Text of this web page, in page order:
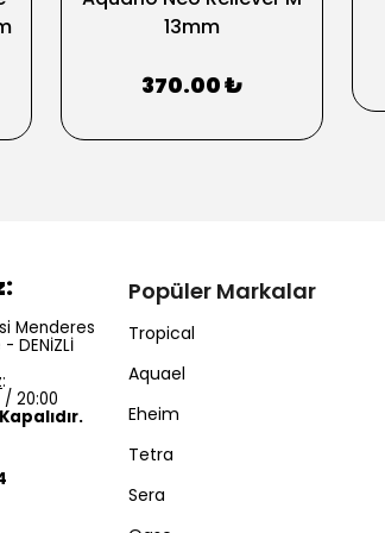
13mm
370.00 ₺
Popüler Markalar
Tropical
Aquael
Eheim
Tetra
Sera
Menderes
DENİZLİ
:
20:00